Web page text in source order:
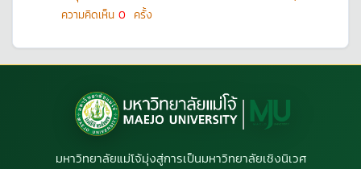
ความคิดเห็น 0 ครั้ง
มหาวิทยาลัยแม่โจ้มุ่งสู่การเป็นมหาวิทยาลัยเชิงนิเวศ